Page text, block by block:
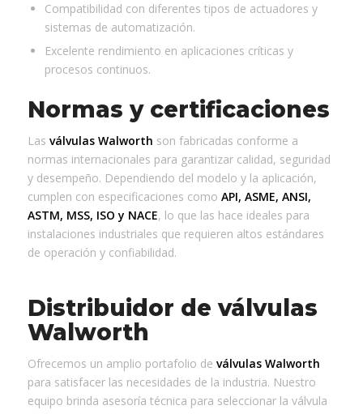
Compatibilidad con diferentes tipos de actuadores y
sistemas de automatización.
Excelente rendimiento en aplicaciones críticas y
procesos continuos.
Normas y certificaciones
Las válvulas Walworth son fabricadas conforme a
normas internacionales para garantizar calidad, seguridad
y desempeño. Dependiendo del modelo y la aplicación,
cumplen con especificaciones como API, ASME, ANSI,
ASTM, MSS, ISO y NACE, lo que las hace ideales para
instalaciones industriales que requieren altos estándares
de operación y confiabilidad.
Distribuidor de válvulas
Walworth
Ofrecemos un amplio portafolio de válvulas Walworth
para satisfacer las necesidades de la industria. Nuestro
equipo brinda asesoría técnica para seleccionar la válvula